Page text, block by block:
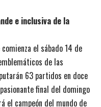
e inclusiva de la
comienza el sábado 14 de
de las
63 partidos en doce
final del domingo
el campeón del mundo de